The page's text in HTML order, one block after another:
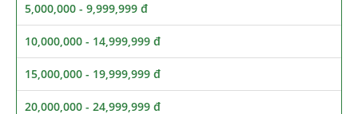
5,000,000 - 9,999,999 đ
10,000,000 - 14,999,999 đ
15,000,000 - 19,999,999 đ
20,000,000 - 24,999,999 đ